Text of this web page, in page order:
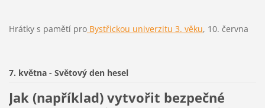
Hrátky s pamětí proBystřickou univerzitu 3. věku, 10. června
7. května - Světový den hesel
Jak (například) vytvořit bezpečné